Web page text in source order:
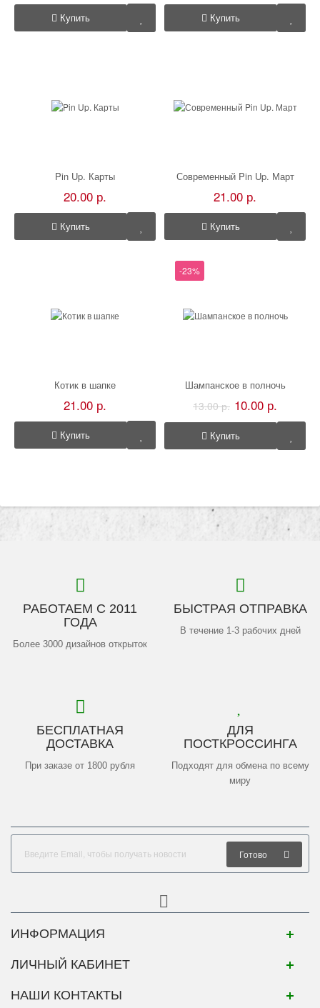
Купить Купить
Pin Up. Карты
20.00 р.
Купить
Современный Pin Up. Март
21.00 р.
Купить
Котик в шапке
21.00 р.
Купить
-23%
Шампанское в полночь
13.00 р. 10.00 р.
Купить
РАБОТАЕМ С 2011
ГОДА
Более 3000 дизайнов открыток
БЫСТРАЯ ОТПРАВКА
В течение 1-3 рабочих дней
БЕСПЛАТНАЯ
ДОСТАВКА
При заказе от 1800 рубля
ДЛЯ
ПОСТКРОССИНГА
Подходят для обмена по всему
миру
Готово
ИНФОРМАЦИЯ
ЛИЧНЫЙ КАБИНЕТ
НАШИ КОНТАКТЫ